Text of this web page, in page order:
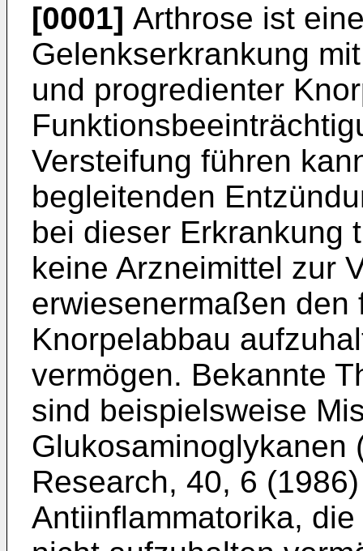
[0001] Arthrose ist
Gelenkserkrankung
und progredienter
Versteifung führen
begleitenden
bei dieser Erkrankung
keine Arzneimittel zur
erwiesenermaßen den
Knorpelabbau
vermögen. Bekannte
sind beispielsweise
Glukosaminoglykanen
Research, 40, 6
Antiinflammatorika,